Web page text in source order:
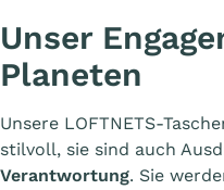
Unser
Planeten
Unsere LOFTNETS-
stilvoll, sie sind auch
Verantwortung. Sie